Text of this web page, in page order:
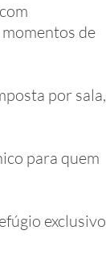
de
por sala,
para quem
exclusivo